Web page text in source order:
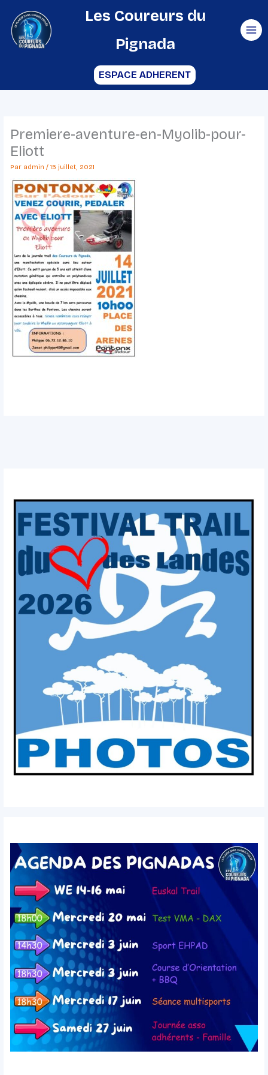
contenu
Les Coureurs du
Pignada
ESPACE ADHERENT
Premiere-aventure-en-Myolib-pour-
Eliott
Par admin / 15 juillet, 2021